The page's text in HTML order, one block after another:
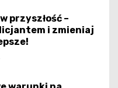
przyszłość –
i zmieniaj